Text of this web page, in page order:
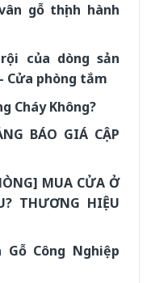
gỗ thịnh hành
của dòng sản
Cửa phòng tắm
Cháy Không?
BÁO GIÁ CẬP
MUA CỬA Ở
THƯƠNG HIỆU
Công Nghiệp